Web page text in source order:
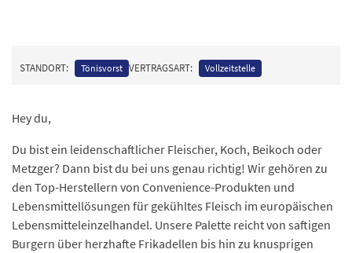
STANDORT: Tönisvorst VERTRAGSART: Vollzeitstelle
Hey du,
Du bist ein leidenschaftlicher Fleischer, Koch, Beikoch oder
Metzger? Dann bist du bei uns genau richtig! Wir gehören zu
den Top-Herstellern von Convenience-Produkten und
Lebensmittellösungen für gekühltes Fleisch im europäischen
Lebensmitteleinzelhandel. Unsere Palette reicht von saftigen
Burgern über herzhafte Frikadellen bis hin zu knusprigen